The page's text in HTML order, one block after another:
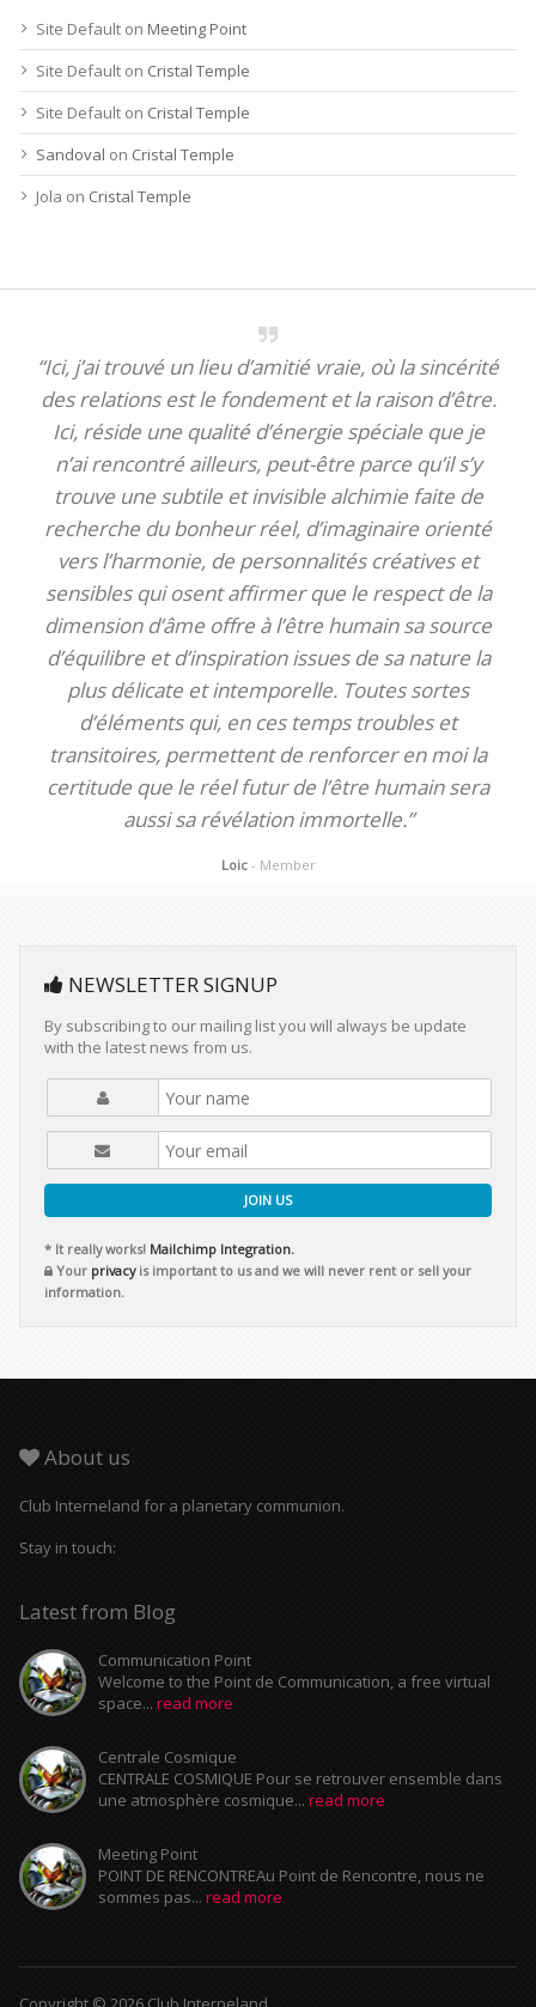
Site Default on Meeting Point
Site Default on Cristal Temple
Site Default on Cristal Temple
Sandoval on Cristal Temple
Jola on Cristal Temple
“Ici, j’ai trouvé un lieu d’amitié vraie, où la sincérité
des relations est le fondement et la raison d’être.
Ici, réside une qualité d’énergie spéciale que je
n’ai rencontré ailleurs, peut-être parce qu’il s’y
trouve une subtile et invisible alchimie faite de
recherche du bonheur réel, d’imaginaire orienté
vers l’harmonie, de personnalités créatives et
sensibles qui osent affirmer que le respect de la
dimension d’âme offre à l’être humain sa source
d’équilibre et d’inspiration issues de sa nature la
plus délicate et intemporelle. Toutes sortes
d’éléments qui, en ces temps troubles et
transitoires, permettent de renforcer en moi la
certitude que le réel futur de l’être humain sera
aussi sa révélation immortelle.”
Loic - Member
NEWSLETTER SIGNUP
By subscribing to our mailing list you will always be update
with the latest news from us.
JOIN US
* It really works! Mailchimp Integration.
Your privacyis important to us and we will never rent or sell your
information.
About us
Club Interneland for a planetary communion.
Stay in touch:
Latest from Blog
Communication Point
Welcome to the Point de Communication, a free virtual
space... read more
Centrale Cosmique
CENTRALE COSMIQUE Pour se retrouver ensemble dans
une atmosphère cosmique... read more
Meeting Point
POINT DE RENCONTREAu Point de Rencontre, nous ne
sommes pas... read more